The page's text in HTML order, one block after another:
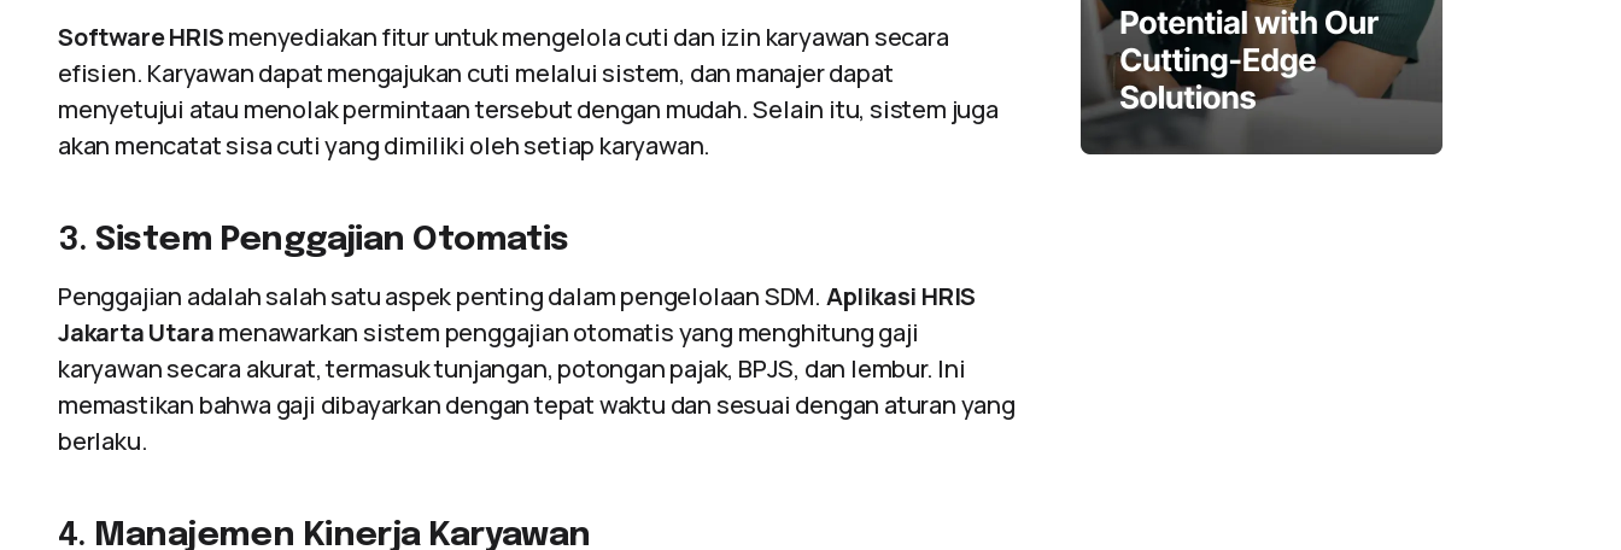
Software HRISmenyediakan fitur untuk mengelola cuti dan izin karyawan secara
efisien. Karyawan dapat mengajukan cuti melalui sistem, dan manajer dapat
menyetujui atau menolak permintaan tersebut dengan mudah. Selain itu, sistem juga
akan mencatat sisa cuti yang dimiliki oleh setiap karyawan.
3. Sistem Penggajian Otomatis
Penggajian adalah salah satu aspek penting dalam pengelolaan SDM. Aplikasi HRIS
Jakarta Utaramenawarkan sistem penggajian otomatis yang menghitung gaji
karyawan secara akurat, termasuk tunjangan, potongan pajak, BPJS, dan lembur. Ini
memastikan bahwa gaji dibayarkan dengan tepat waktu dan sesuai dengan aturan yang
berlaku.
4. Manajemen Kinerja Karyawan